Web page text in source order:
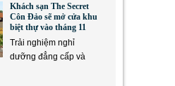
Khách sạn The Secret
Côn Đảo sẽ mở cửa khu
biệt thự vào tháng 11
Trải nghiệm nghỉ
dưỡng đẳng cấp và